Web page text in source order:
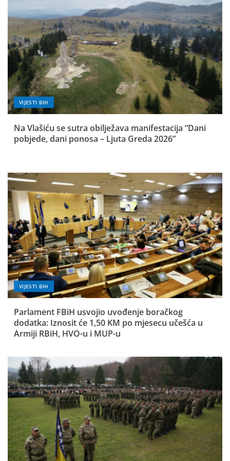
VIJESTI BIH
Na Vlašiću se sutra obilježava manifestacija “Dani
pobjede, dani ponosa – Ljuta Greda 2026”
VIJESTI BIH
Parlament FBiH usvojio uvođenje boračkog
dodatka: Iznosit će 1,50 KM po mjesecu učešća u
Armiji RBiH, HVO-u i MUP-u